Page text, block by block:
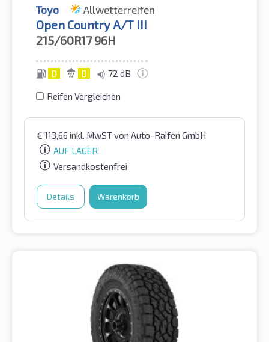
Toyo Allwetterreifen
Open Country A/T III
215/60R17 96H
D D 72 dB
Reifen Vergleichen
€ 113,66 inkl. MwSTvon Auto-Raifen GmbH
AUF LAGER
Versandkostenfrei
Details Warenkorb